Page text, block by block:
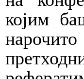
којим